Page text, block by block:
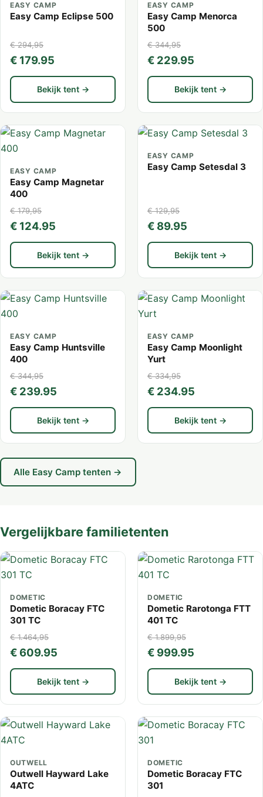
EASY CAMP
Easy Camp Eclipse 500
€ 294,95
€ 179.95
Bekijk tent →
EASY CAMP
Easy Camp Menorca
500
€ 344,95
€ 229.95
Bekijk tent →
EASY CAMP
Easy Camp Magnetar
400
€ 179,95
€ 124.95
Bekijk tent →
EASY CAMP
Easy Camp Setesdal 3
€ 129,95
€ 89.95
Bekijk tent →
EASY CAMP
Easy Camp Huntsville
400
€ 344,95
€ 239.95
Bekijk tent →
EASY CAMP
Easy Camp Moonlight
Yurt
€ 334,95
€ 234.95
Bekijk tent →
Alle Easy Camp tenten →
Vergelijkbare familietenten
DOMETIC
Dometic Boracay FTC
301 TC
€ 1.464,95
€ 609.95
Bekijk tent →
DOMETIC
Dometic Rarotonga FTT
401 TC
€ 1.899,95
€ 999.95
Bekijk tent →
OUTWELL
Outwell Hayward Lake
4ATC
DOMETIC
Dometic Boracay FTC
301